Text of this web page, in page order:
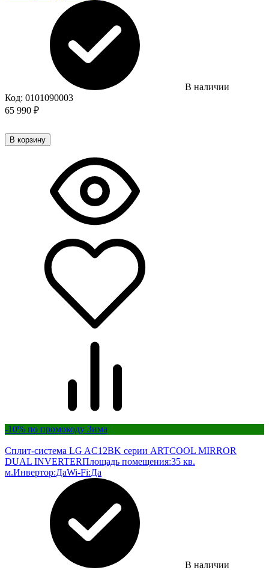
В наличии
Код: 0101090003
65 990 ₽
В корзину
-10% по промокоду Зима
Сплит-система LG AC12BK серии ARTCOOL MIRROR
DUAL INVERTERПлощадь помещения:35 кв.
м.Инвертор:ДаWi-Fi:Да
В наличии